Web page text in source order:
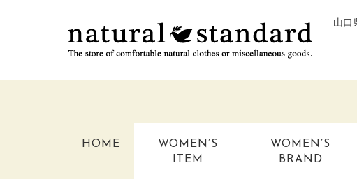
山口
HOME
WOMEN’S
ITEM
WOMEN’S
BRAND